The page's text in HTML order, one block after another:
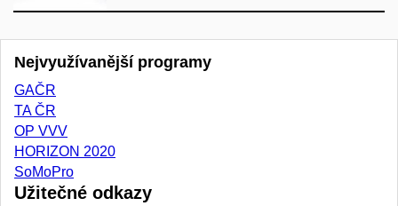
Nejvyužívanější programy
GAČR
TA ČR
OP VVV
HORIZON 2020
SoMoPro
Užitečné odkazy